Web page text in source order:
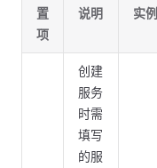
置
项
说明 实例
创建
服务
时需
填写
的服